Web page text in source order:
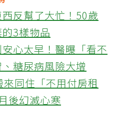
反幫了大忙！50歲
3樣物品
心太早！醫曝「看不
糖尿病風險大增
同住「不用付房租
後幻滅心寒